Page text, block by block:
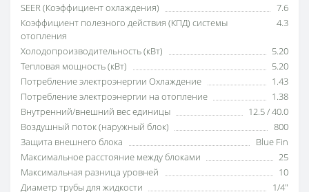
SEER (Коэффициент охлаждения)
7.6
Коэффициент полезного действия (КПД) системы
отопления
4.3
Холодопроизводительность (кВт)
5.20
Тепловая мощность (кВт)
5.20
Потребление электроэнергии Охлаждение
1.43
Потребление электроэнергии на отопление
1.38
Внутренний/внешний вес единицы
12.5 / 40.0
Воздушный поток (наружный блок)
800
Защита внешнего блока
Blue Fin
Максимальное расстояние между блоками
25
Максимальная разница уровней
10
Диаметр трубы для жидкости
1/4"